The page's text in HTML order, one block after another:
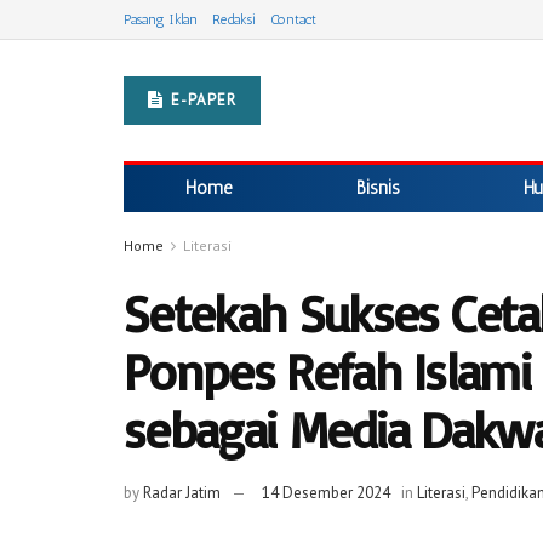
Pasang Iklan Redaksi Contact
E-PAPER
Home Bisnis
Home Literasi
Setekah Sukses
Ponpes Refah
sebagai Media
byRadar Jatim 14 Desember 2024 in Literasi,